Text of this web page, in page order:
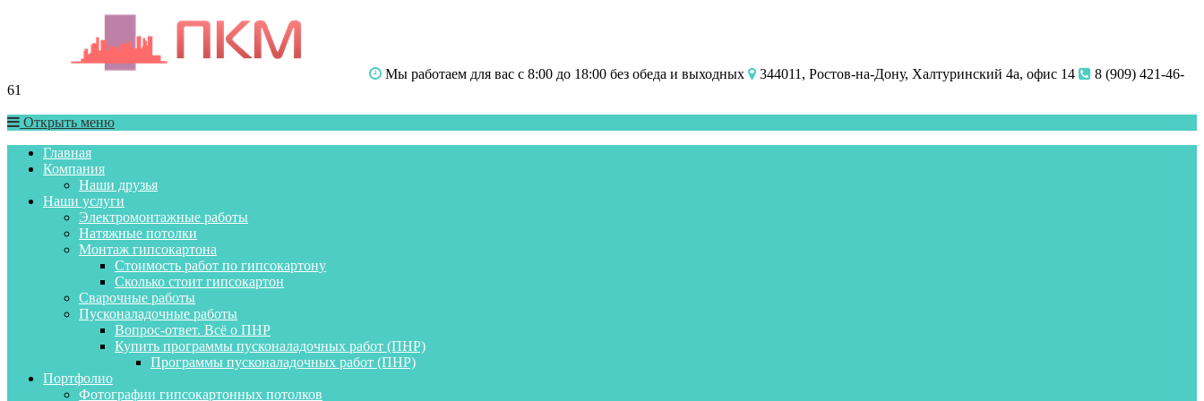
Мы работаем для вас с 8:00 до 18:00 без обеда и выходных 344011, Ростов-на-Дону, Халтуринский 4а, офис 14
8 (909) 421-46-
61
Открыть меню
Главная
Компания
Наши друзья
Наши услуги
Электромонтажные работы
Натяжные потолки
Монтаж гипсокартона
Стоимость работ по гипсокартону
Сколько стоит гипсокартон
Сварочные работы
Пусконаладочные работы
Вопрос-ответ. Всё о ПНР
Купить программы пусконаладочных работ (ПНР)
Программы пусконаладочных работ (ПНР)
Портфолио
Фотографии гипсокартонных потолков